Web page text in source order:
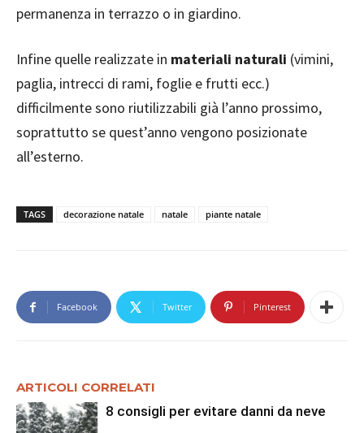
permanenza in terrazzo o in giardino.
Infine quelle realizzate in materiali naturali (vimini,
paglia, intrecci di rami, foglie e frutti ecc.)
difficilmente sono riutilizzabili già l’anno prossimo,
soprattutto se quest’anno vengono posizionate
all’esterno.
TAGS decorazione natale natale piante natale
Facebook Twitter Pinterest
ARTICOLI CORRELATI
8 consigli per evitare danni da neve